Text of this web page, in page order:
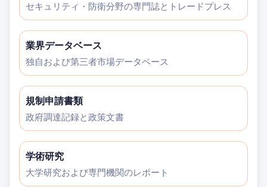
セキュリティ・防衛分野の専門誌とトレードプレス
業界データベース
独自および第三者市場データベース
規制申請書類
政府調達記録と政策文書
学術研究
大学研究および専門機関のレポート